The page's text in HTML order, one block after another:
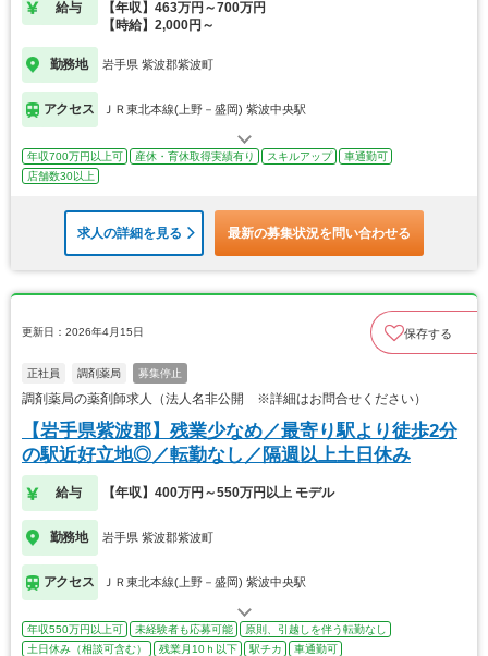
給与
【年収】463万円～700万円
【時給】2,000円～
勤務地 岩手県 紫波郡紫波町
アクセス ＪＲ東北本線(上野－盛岡) 紫波中央駅
年収700万円以上可 産休・育休取得実績有り スキルアップ
車通勤可
店舗数30以上
求人の詳細を見る 最新の募集状況を問い合わせる
更新日：2026年4月15日 保存する
正社員 調剤薬局 募集停止
調剤薬局の薬剤師求人（法人名非公開 ※詳細はお問合せください）
【岩手県紫波郡】残業少なめ／最寄り駅より徒歩2分
の駅近好立地◎／転勤なし／隔週以上土日休み
給与 【年収】400万円～550万円以上 モデル
勤務地 岩手県 紫波郡紫波町
アクセス ＪＲ東北本線(上野－盛岡) 紫波中央駅
年収550万円以上可 未経験者も応募可能
原則、引越しを伴う転勤なし
土日休み（相談可含む）
残業月10ｈ以下 駅チカ 車通勤可